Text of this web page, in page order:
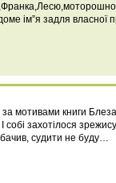
ім”я задля власної
за мотивами книги
захотілося
судити не буду…